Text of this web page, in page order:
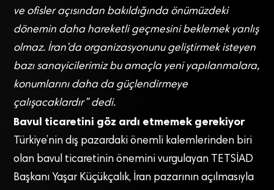
ve ofisler açısından bakıldığında önümüzdeki
dönemin daha hareketli geçmesini beklemek yanlış
olmaz. İran’da organizasyonunu geliştirmek isteyen
bazı sanayicilerimiz bu amaçla yeni yapılanmalara,
konumlarını daha da güçlendirmeye
çalışacaklardır” dedi.
Bavul ticaretini göz ardı etmemek gerekiyor
Türkiye’nin dış pazardaki önemli kalemlerinden biri
olan bavul ticaretinin önemini vurgulayan TETSİAD
Başkanı Yaşar Küçükçalık, İran pazarının açılmasıyla